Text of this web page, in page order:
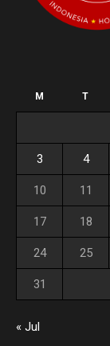
M T
3 4
10 11
17 18
24 25
31
« Jul